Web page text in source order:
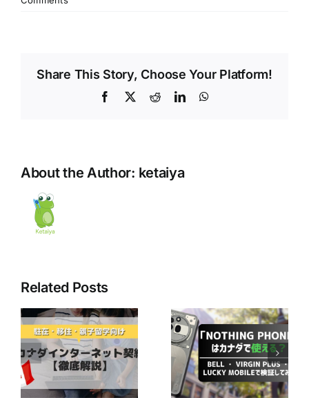
Share This Story, Choose Your Platform!
Facebook
X RedditLinkedIn
About the Author: ketaiya
Related Posts
最近人気の
「Nothing
Phone」はカナ
ダで使える？ ～
Bell ・ Virgin
Plus ・ Lucky
【2025年版】ボ
ストンキャリア
フォーラムでの
電話対応対策｜
海外から日本企
業へスムーズに